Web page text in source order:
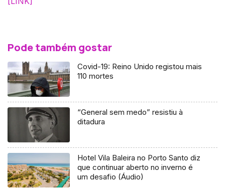
Pode também gostar
Covid-19: Reino Unido registou mais
110 mortes
“General sem medo” resistiu à
ditadura
Hotel Vila Baleira no Porto Santo diz
que continuar aberto no inverno é
um desafio (Áudio)